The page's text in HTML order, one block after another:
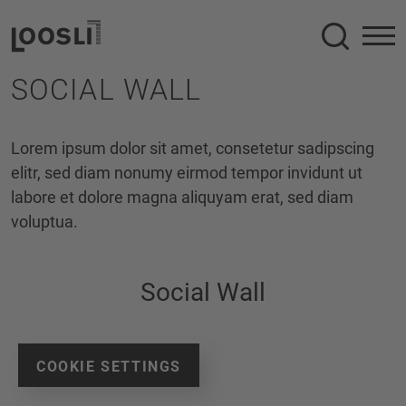
Suche
SOCIAL WALL
Lorem ipsum dolor sit amet, consetetur sadipscing
elitr, sed diam nonumy eirmod tempor invidunt ut
labore et dolore magna aliquyam erat, sed diam
voluptua.
Social Wall
COOKIE SETTINGS